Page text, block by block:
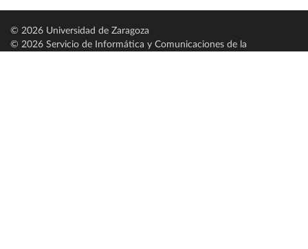
© 2026 Universidad de Zaragoza
© 2026 Servicio de Informática y Comunicaciones de la